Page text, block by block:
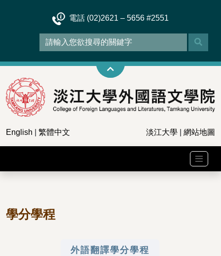
電話 (02)2621 – 5656 #2551
English 繁體中文 淡江大學 網站地圖
學分學程
外語翻譯學分學程